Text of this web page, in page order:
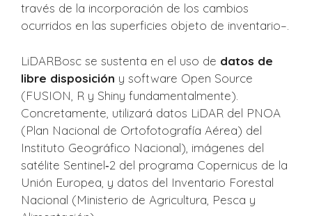
través de la incorporación de los cambios
ocurridos en las superficies objeto de inventario–.
LiDARBosc se sustenta en el uso de datos de
libre disposición y software Open Source
(FUSION, R y Shiny fundamentalmente).
Concretamente, utilizará datos LiDAR del PNOA
(Plan Nacional de Ortofotografía Aérea) del
Instituto Geográfico Nacional), imágenes del
satélite Sentinel‐2 del programa Copernicus de la
Unión Europea, y datos del Inventario Forestal
Nacional (Ministerio de Agricultura, Pesca y